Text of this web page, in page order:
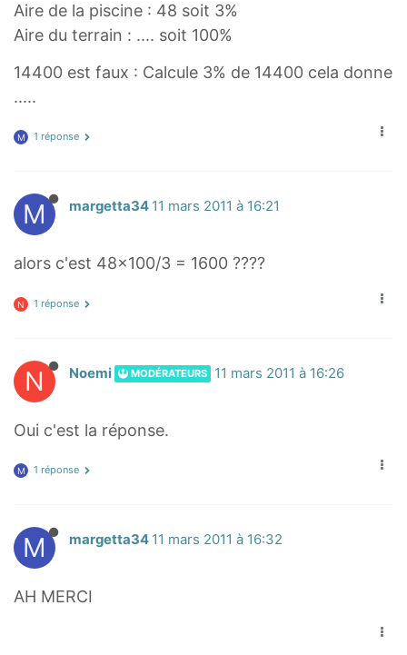
Aire de la piscine : 48 soit 3%
Aire du terrain : .... soit 100%
14400 est faux : Calcule 3% de 14400 cela donne
.....
M 1 réponse
M margetta34 11 mars 2011 à 16:21
alors c'est 48x100/3 = 1600 ????
N 1 réponse
N Noemi MODÉRATEURS 11 mars 2011 à 16:26
Oui c'est la réponse.
M 1 réponse
M margetta34 11 mars 2011 à 16:32
AH MERCI